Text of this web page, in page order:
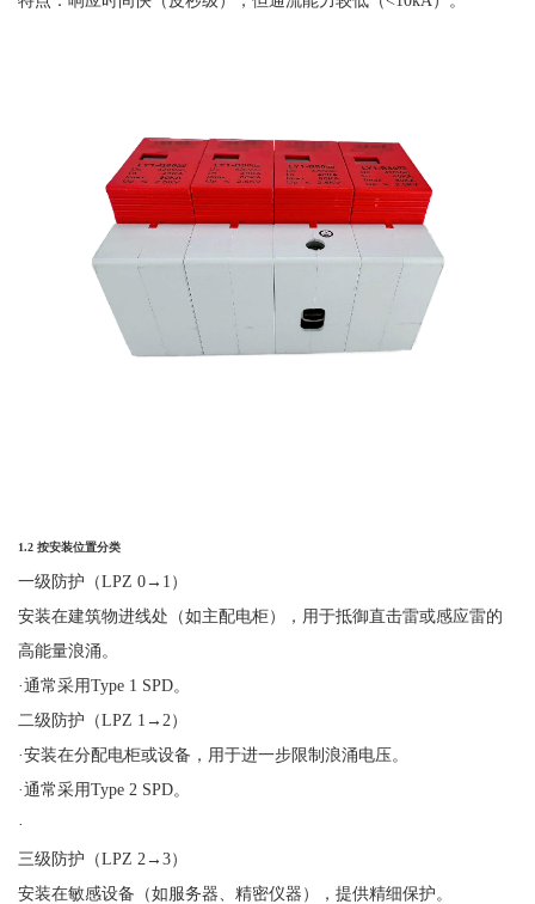
1.2 按安装位置分类
一级防护（LPZ 0→ 1 ）
安装在建筑物进线处（如主配电柜），用于抵御直击雷或感应雷的
高能量浪涌。
·通常采用Type 1 SPD。
二级防护（LPZ 1 → 2）
·安装在分配电柜或设备，用于进一步限制浪涌电压。
·通常采用Type 2 SPD。
·
三级防护（LPZ 2→3）
安装在敏感设备（如服务器、精密仪器），提供精细保护。